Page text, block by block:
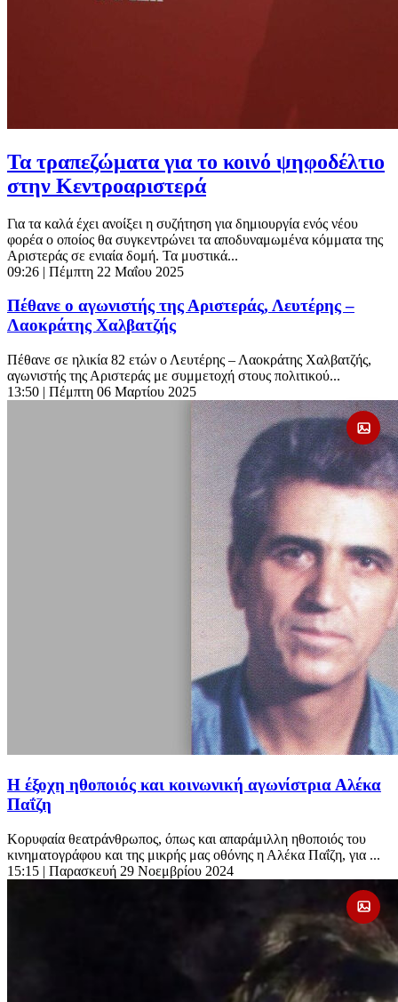
Τα τραπεζώματα για το κοινό ψηφοδέλτιο
στην Κεντροαριστερά
Για τα καλά έχει ανοίξει η συζήτηση για δημιουργία ενός νέου
φορέα ο οποίος θα συγκεντρώνει τα αποδυναμωμένα κόμματα της
Αριστεράς σε ενιαία δομή. Τα μυστικά...
09:26 | Πέμπτη 22 Μαΐου 2025
Πέθανε ο αγωνιστής της Αριστεράς, Λευτέρης –
Λαοκράτης Χαλβατζής
Πέθανε σε ηλικία 82 ετών ο Λευτέρης – Λαοκράτης Χαλβατζής,
αγωνιστής της Αριστεράς με συμμετοχή στους πολιτικού...
13:50 | Πέμπτη 06 Μαρτίου 2025
Η έξοχη ηθοποιός και κοινωνική αγωνίστρια Αλέκα
Παΐζη
Κορυφαία θεατράνθρωπος, όπως και απαράμιλλη ηθοποιός του
κινηματογράφου και της μικρής μας οθόνης η Αλέκα Παΐζη, για ...
15:15 | Παρασκευή 29 Νοεμβρίου 2024